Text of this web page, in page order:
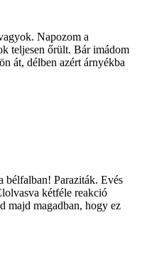
Napozom a
teljesen őrült. Bár imádom
át, délben azért árnyékba
Paraziták. Evés
kétféle reakció
majd magadban, hogy ez